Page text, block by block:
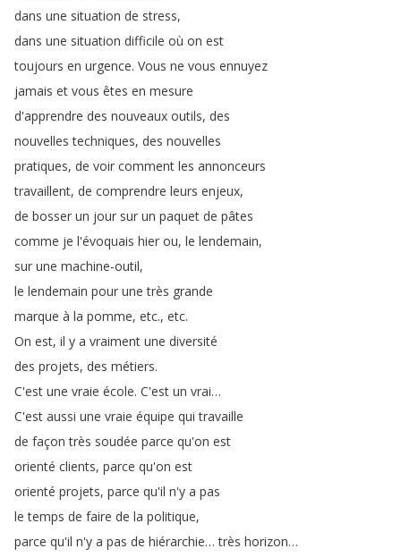
dans une situation de stress,
dans une situation difficile où on est
toujours en urgence. Vous ne vous ennuyez
jamais et vous êtes en mesure
d'apprendre des nouveaux outils, des
nouvelles techniques, des nouvelles
pratiques, de voir comment les annonceurs
travaillent, de comprendre leurs enjeux,
de bosser un jour sur un paquet de pâtes
comme je l'évoquais hier ou, le lendemain,
sur une machine-outil,
le lendemain pour une très grande
marque à la pomme, etc., etc.
On est, il y a vraiment une diversité
des projets, des métiers.
C'est une vraie école. C'est un vrai…
C'est aussi une vraie équipe qui travaille
de façon très soudée parce qu'on est
orienté clients, parce qu'on est
orienté projets, parce qu'il n'y a pas
le temps de faire de la politique,
parce qu'il n'y a pas de hiérarchie…très horizon…